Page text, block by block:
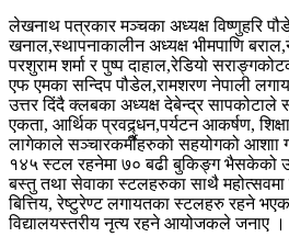
लेखनाथ पत्रकार मञ्चका अध्यक्ष विष्णुहरि
खनाल,स्थापनाकालीन अध्यक्ष भीमपाणि
परशुराम शर्मा र पुष्प दाहाल,रेडियो
एफ एमका सन्दिप पौडेल,रामशरण नेपाली
उत्तर दिंदै क्लबका अध्यक्ष देबेन्द्र
एकता, आर्थिक प्रवद्र्धन,पर्यटन आकर्षण,
लागेकाले सञ्चारकर्मीैहरुको सहयोगको आशाा
१४५ स्टल रहनेमा ७० बढी बुकिङ्ग भैसकेको
बस्तु तथा सेवाका स्टलहरुका साथै महोत्सवमा
बित्तिय, रेष्टुरेण्ट लगायतका स्टलहरु रहने
विद्यालयस्तरीय नृत्य रहने आयोजकले जनाए ।